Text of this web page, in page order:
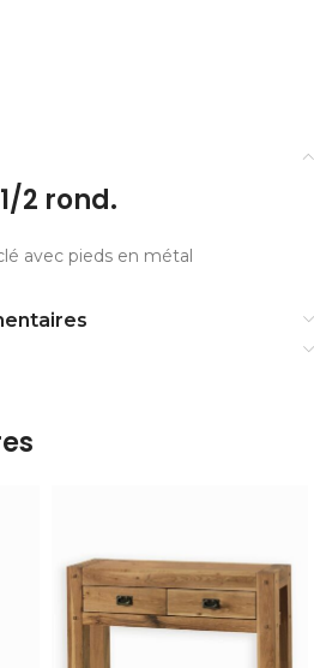
2 rond.
avec pieds en métal